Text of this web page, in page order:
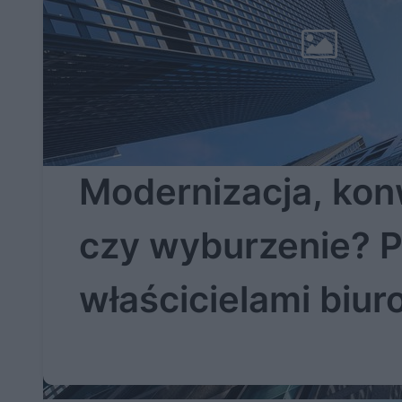
Modernizacja,
czy wyburzenie?
właścicielami